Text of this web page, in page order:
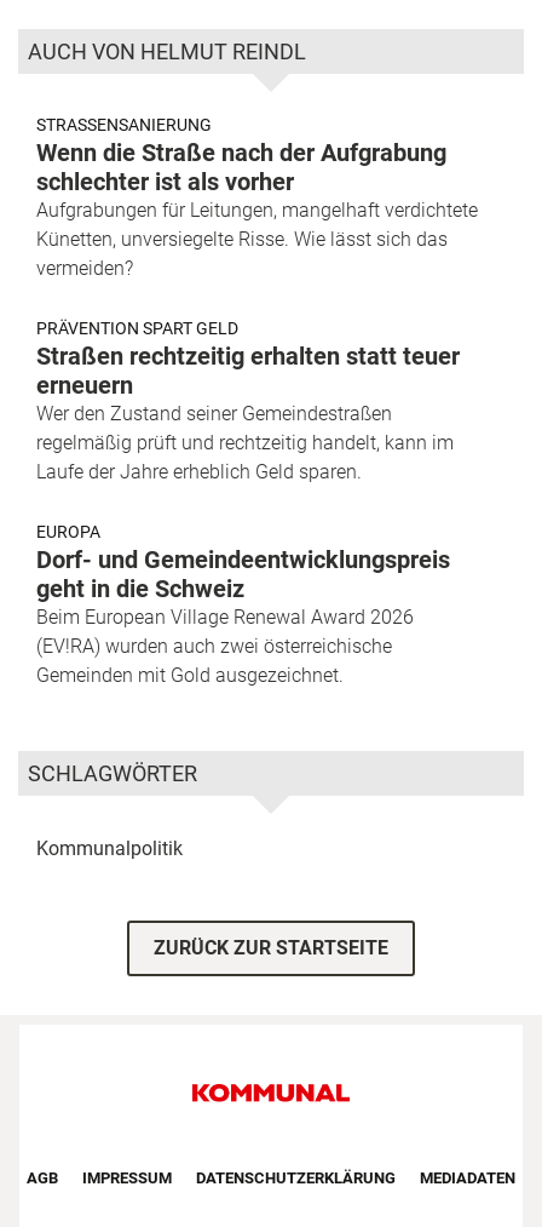
AUCH VON HELMUT REINDL
STRASSENSANIERUNG
Wenn die Straße nach der Aufgrabung
schlechter ist als vorher
Aufgrabungen für Leitungen, mangelhaft verdichtete
Künetten, unversiegelte Risse. Wie lässt sich das
vermeiden?
PRÄVENTION SPART GELD
Straßen rechtzeitig erhalten statt teuer
erneuern
Wer den Zustand seiner Gemeindestraßen
regelmäßig prüft und rechtzeitig handelt, kann im
Laufe der Jahre erheblich Geld sparen.
EUROPA
Dorf- und Gemeindeentwicklungspreis
geht in die Schweiz
Beim European Village Renewal Award 2026
(EV!RA) wurden auch zwei österreichische
Gemeinden mit Gold ausgezeichnet.
SCHLAGWÖRTER
Kommunalpolitik
ZURÜCK ZUR STARTSEITE
Footer First Navigation
AGB IMPRESSUM DATENSCHUTZERKLÄRUNG MEDIADATEN